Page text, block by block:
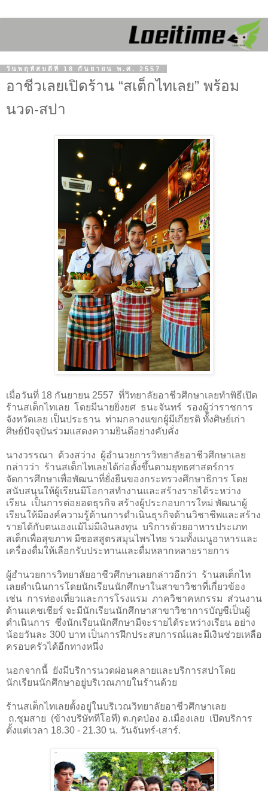
วันพฤหัสบดีที่ 18 กันยายน พ.ศ. 2557
อาชีวเลยเปิดร้าน “สเต็กไทเลย” พร้อม
นวด-สปา
เมื่อวันที่ 18 กันยายน 2557 ที่วิทยาลัยอาชีวศึกษาเลยทำพิธีเปิด
ร้านสเต็กไทเลย โดยมีนายยิ่งยศ ธนะจันทร์ รองผู้ว่าราชการ
จังหวัดเลย เป็นประธาน ท่ามกลางแขกผู้มีเกียรติ ทั้งศิษย์เก่า
ศิษย์ปัจจุบันร่วมแสดงความยินดีอย่างคับคั่ง
นางวรรณา ด้วงสว่าง ผู้อำนวยการวิทยาลัยอาชีวศึกษาเลย
กล่าวว่า ร้านสเต็กไทเลยได้ก่อตั้งขึ้นตามยุทธศาสตร์การ
จัดการศึกษาเพื่อพัฒนาที่ยั่งยืนของกระทรวงศึกษาธิการ โดย
สนับสนุนให้ผู้เรียนมีโอกาสทำงานและสร้างรายได้ระหว่าง
เรียน เป็นการต่อยอดธุรกิจ สร้างผู้ประกอบการใหม่ พัฒนาผู้
เรียนให้มีองค์ความรู้ด้านการดำเนินธุรกิจด้านวิชาชีพและสร้าง
รายได้กับตนเองแม้ไม่มีเงินลงทุน บริการด้วยอาหารประเภท
สเต็กเพื่อสุขภาพ มีซอสสูตรสมุนไพรไทย รวมทั้งเมนูอาหารและ
เครื่องดื่มให้เลือกรับประทานและดื่มหลากหลายรายการ
ผู้อำนวยการวิทยาลัยอาชีวศึกษาเลยกล่าวอีกว่า ร้านสเต็กไท
เลยดำเนินการโดยนักเรียนนักศึกษาในสาขาวิชาที่เกี่ยวข้อง
เช่น การท่องเที่ยวและการโรงแรม ภาควิชาคหกรรม ส่วนงาน
ด้านแคชเชียร์ จะมีนักเรียนนักศึกษาสาขาวิชาการบัญชีเป็นผู้
ดำเนินการ ซึ่งนักเรียนนักศึกษามีจะรายได้ระหว่างเรียน อย่าง
น้อยวันละ 300 บาท เป็นการฝึกประสบการณ์และมีเงินช่วยเหลือ
ครอบครัวได้อีกทางหนึ่ง
นอกจากนี้ ยังมีบริการนวดผ่อนคลายและบริการสปาโดย
นักเรียนนักศึกษาอยู่บริเวณภายในร้านด้วย
ร้านสเต็กไทเลยตั้งอยู่ในบริเวณวิทยาลัยอาชีวศึกษาเลย
ถ.ชุมสาย (ข้างบริษัททีโอที) ต.กุดป่อง อ.เมืองเลย เปิดบริการ
ตั้งแต่เวลา 18.30 - 21.30 น. วันจันทร์-เสาร์.